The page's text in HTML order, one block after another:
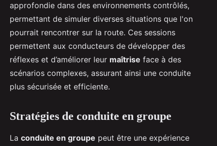
approfondie dans des environnements contrôlés,
permettant de simuler diverses situations que l'on
pourrait rencontrer sur la route. Ces sessions
permettent aux conducteurs de développer des
réflexes et d’améliorer leur maîtrise face à des
scénarios complexes, assurant ainsi une conduite
plus sécurisée et efficiente.
Stratégies de conduite en groupe
La conduite en groupe peut être une expérience